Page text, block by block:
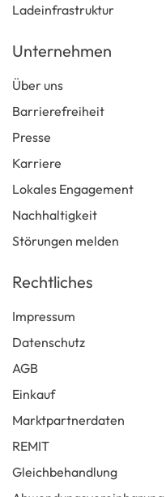
Ladeinfrastruktur
Unternehmen
Über uns
Barrierefreiheit
Presse
Karriere
Lokales Engagement
Nachhaltigkeit
Störungen melden
Rechtliches
Impressum
Datenschutz
AGB
Einkauf
Marktpartnerdaten
REMIT
Gleichbehandlung